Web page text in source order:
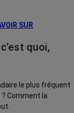
SUR
quoi,
le plus fréquent
Comment la